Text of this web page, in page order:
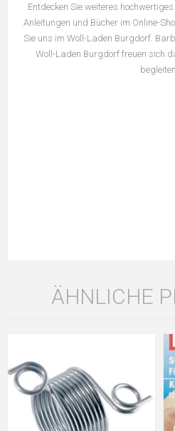
Entdecken Sie weiteres
Anleitungen und Bücher im Online-
Sie uns im Woll-Laden Burgdorf.
Woll-Laden Burgdorf freuen sich
begleiten.
ÄHNLICHE